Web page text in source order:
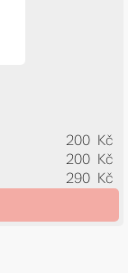
200 Kč
200 Kč
290 Kč